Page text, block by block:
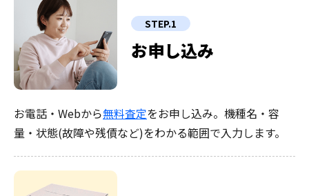
STEP.1
お申し込み
お電話・Webから無料査定をお申し込み。機種名・容
量・状態(故障や残債など)をわかる範囲で入力します。